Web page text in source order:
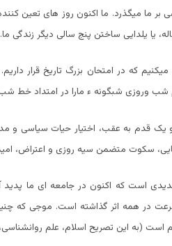
ما میگذرد. ما اکنون روز های تعین
یا یلدایی ساختن پنج سالی دیگر زندگی ما.
که در امتحان بزرگ تاریخ قرار
شب وروزی شبگونه ء مارا در امتداد خط
قدم به عقب، اختیار حیات سیاسی و
سکوت متضمن سیه روزی و اعتراض،
است که اکنون در جامعه ای ما
در همه اثر گذاشته است. موجی که
است (به این تصریح اسلام، علم